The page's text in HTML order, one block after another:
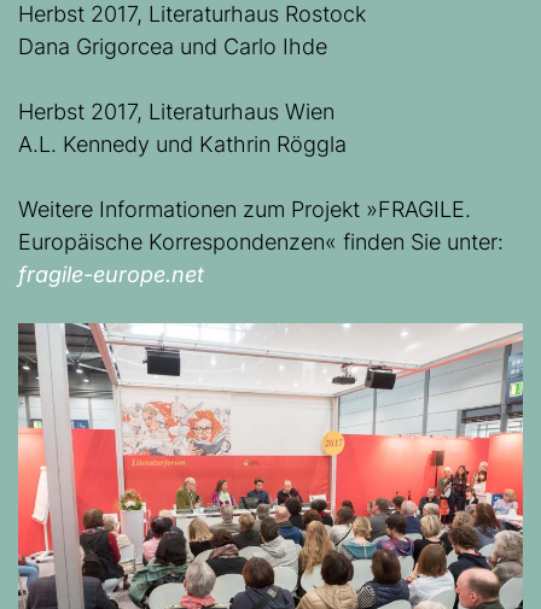
Herbst 2017, Literaturhaus Rostock
Dana Grigorcea und Carlo Ihde
Herbst 2017, Literaturhaus Wien
A.L. Kennedy und Kathrin Röggla
Weitere Informationen zum Projekt »FRAGILE.
Europäische Korrespondenzen« finden Sie unter:
fragile-europe.net